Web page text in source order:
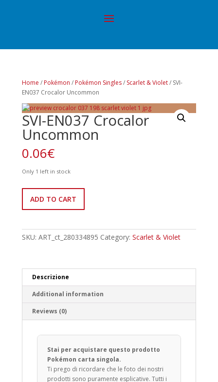
Home / Pokémon / Pokémon Singles/ Scarlet & Violet/ SVI-
EN037 Crocalor Uncommon
SVI-EN037 Crocalor
Uncommon
0.06€
Only 1 left in stock
EN037
Crocalor
quantity
ADD TO CART
SKU: ART_ct_280334895 Category: Scarlet & Violet
Descrizione
Additional information
Reviews (0)
Stai per acquistare questo prodotto
Pokémon carta singola.
Ti prego di ricordare che le foto dei nostri
prodotti sono puramente esplicative. Tutti i